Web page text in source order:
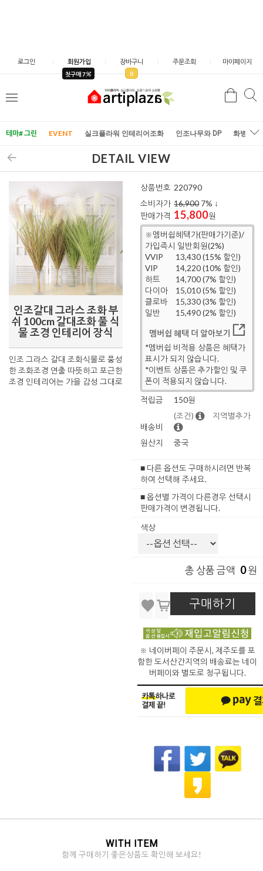
로그인 회원가입
첫구매 7
장바구니
0
주문조회 마이페이지
메
검
테마# 그린 EVENT 실크플라워 인테리어조화 인조나무와 DP 화병/화
DETAIL VIEW
인조갈대 그라스 조화 부
쉬 100cm 갈대조화 풀 식
물 조경 인테리어 장식
인조 그라스 갈대 조화식물로 풍성
한 조화조경 연출 따뜻하고 포근한
조경 인테리어는 가을 감성 그대로
상품번호 220790
소비자가 16,900 7% ↓
판매가격 15,800원
※멤버쉽혜택가(판매가기준)/
가입즉시 일반회원(2%)
VVIP
13,430 (15% 할인)
VIP
14,220 (10% 할인)
하트
14,700 (7% 할인)
다이아
15,010 (5% 할인)
클로바
15,330 (3% 할인)
일반
15,490 (2% 할인)
멤버쉽 혜택 더 알아보기
*멤버쉽 비적용 상품은 혜택가
표시가 되지 않습니다.
*이벤트 상품은 추가할인 및 쿠
폰이 적용되지 않습니다.
적립금
150원
배송비
(조건) 지역별추가
원산지 중국
■ 다른 옵션도 구매하시려면 반복
하여 선택해 주세요.
■ 옵션별 가격이 다른경우 선택시
판매가격이 변경됩니다.
색상
총 상품 금액 0원
구매하기
※ 네이버페이 주문시, 제주도를 포
함한 도서산간지역의 배송료는 네이
버페이와 별도로 청구됩니다.
WITH ITEM
함께 구매하기 좋은상품도 확인해 보세요!